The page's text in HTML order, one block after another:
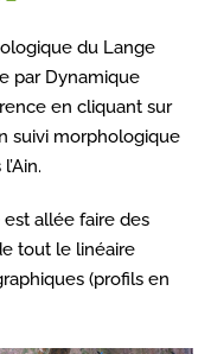
du Lange
par Dynamique
en cliquant sur
suivi morphologique
est allée faire des
tout le linéaire
(profils en